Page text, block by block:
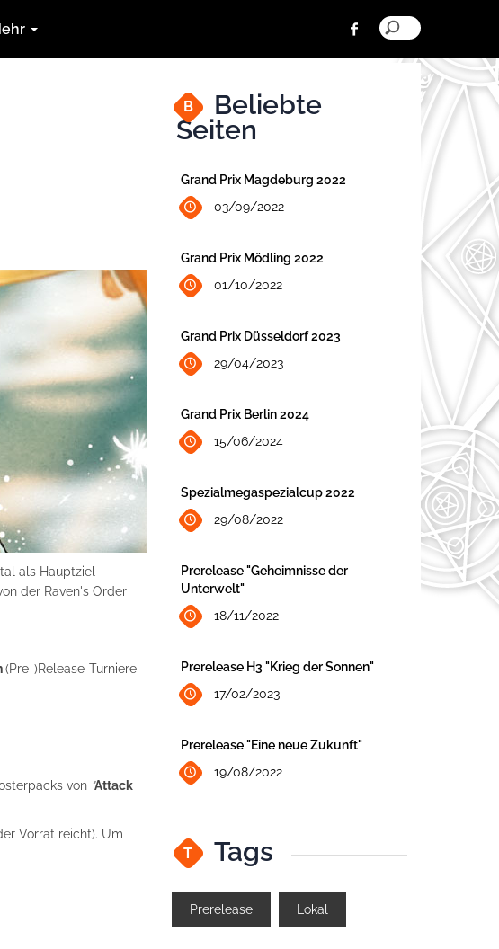
als Hauptziel
der Raven's Order
(Pre-)Release-Turniere
von "Attack
Vorrat reicht). Um
B Beliebte
Seiten
Grand Prix Magdeburg 2022
03/09/2022
Grand Prix Mödling 2022
01/10/2022
Grand Prix Düsseldorf 2023
29/04/2023
Grand Prix Berlin 2024
15/06/2024
Spezialmegaspezialcup 2022
29/08/2022
Prerelease "Geheimnisse der
Unterwelt"
18/11/2022
Prerelease H3 "Krieg der Sonnen"
17/02/2023
Prerelease "Eine neue Zukunft"
19/08/2022
T Tags
Prerelease Lokal